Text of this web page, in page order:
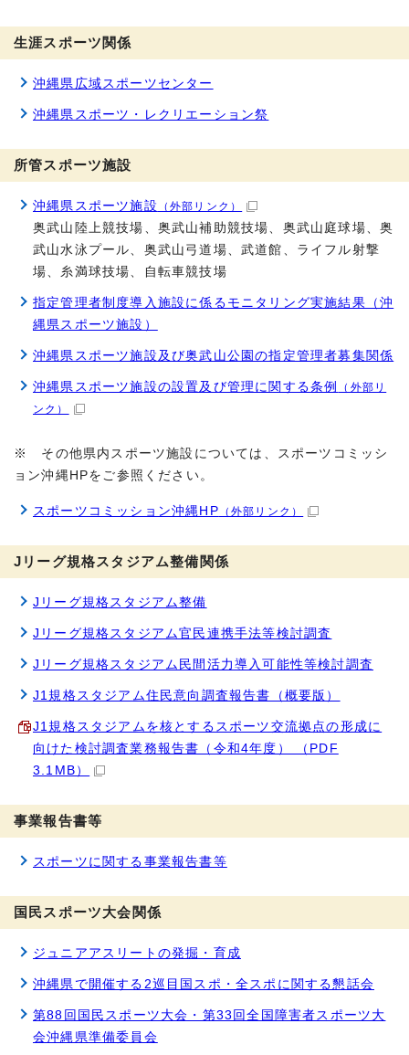
生涯スポーツ関係
沖縄県広域スポーツセンター
沖縄県スポーツ・レクリエーション祭
所管スポーツ施設
沖縄県スポーツ施設 （外部リンク）
奥武山陸上競技場、奥武山補助競技場、奥武山庭球場、奥
武山水泳プール、奥武山弓道場、武道館、ライフル射撃
場、糸満球技場、自転車競技場
指定管理者制度導入施設に係るモニタリング実施結果（沖
縄県スポーツ施設）
沖縄県スポーツ施設及び奥武山公園の指定管理者募集関係
沖縄県スポーツ施設の設置及び管理に関する条例
（外部リ
ンク）
※ その他県内スポーツ施設については、スポーツコミッシ
ョン沖縄HPをご参照ください。
スポーツコミッション沖縄HP （外部リンク）
Jリーグ規格スタジアム整備関係
Jリーグ規格スタジアム整備
Jリーグ規格スタジアム官民連携手法等検討調査
Jリーグ規格スタジアム民間活力導入可能性等検討調査
J1規格スタジアム住民意向調査報告書（概要版）
J1規格スタジアムを核とするスポーツ交流拠点の形成に
向けた検討調査業務報告書（令和4年度） （PDF
3.1MB）
事業報告書等
スポーツに関する事業報告書等
国民スポーツ大会関係
ジュニアアスリートの発掘・育成
沖縄県で開催する2巡目国スポ・全スポに関する懇話会
第88回国民スポーツ大会・第33回全国障害者スポーツ大
会沖縄県準備委員会